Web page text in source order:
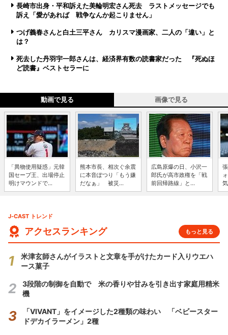
長崎市出身・平和訴えた美輪明宏さん死去 ラストメッセージでも
訴え「愛があれば 戦争なんか起こりません」
つげ義春さんと白土三平さん カリスマ漫画家、二人の「違い」と
は？
死去した丹羽宇一郎さんは、経済界有数の読書家だった 『死ぬほ
ど読書』ベストセラーに
動画で見る 画像で見る
「異物使用疑惑」元韓
国セーブ王、出場停止
明けマウンドで...
熊本市長、相次ぐ余震
に本音ぽつり「もう嫌
だなぁ」 被災...
広島原爆の日、小沢一
郎氏が高市政権を「戦
前回帰路線」と...
J-CAST トレンド
アクセスランキング もっと見る
米津玄師さんがイラストと文章を手がけたカード入りウエハ
ース菓子
3段階の制御を自動で 米の香りや甘みを引き出す家庭用精米
機
「VIVANT」をイメージした2種類の味わい 「ベビースター
ドデカイラーメン」2種